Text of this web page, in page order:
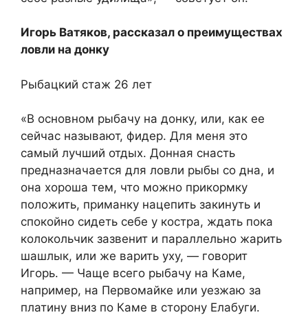
Игорь Ватяков, рассказал о преимуществах
ловли на донку
Рыбацкий стаж 26 лет
«В основном рыбачу на донку, или, как ее
сейчас называют, фидер. Для меня это
самый лучший отдых. Донная снасть
предназначается для ловли рыбы со дна, и
она хороша тем, что можно прикормку
положить, приманку нацепить закинуть и
спокойно сидеть себе у костра, ждать пока
колокольчик зазвенит и параллельно жарить
шашлык, или же варить уху, — говорит
Игорь. — Чаще всего рыбачу на Каме,
например, на Первомайке или уезжаю за
платину вниз по Каме в сторону Елабуги.